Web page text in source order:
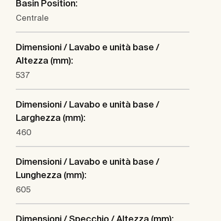
Basin Position:
Centrale
Dimensioni / Lavabo e unità base /
Altezza (mm):
537
Dimensioni / Lavabo e unità base /
Larghezza (mm):
460
Dimensioni / Lavabo e unità base /
Lunghezza (mm):
605
Dimensioni / Specchio / Altezza (mm):